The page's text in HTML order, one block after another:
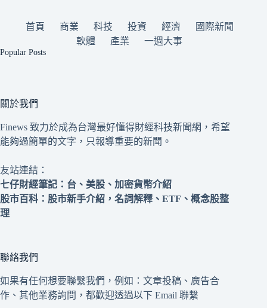
首頁 商業 科技 投資 經濟
國際新聞
軟體
產業 一週大事
Popular Posts
關於我們
Finews 致力於成為台灣最好懂得財經科技新聞網，希望
能夠過簡單的文字，只報導重要的新聞。
友站連結：
七仔財經筆記 ：台、美股、加密貨幣介紹
股市百科 ：股市新手介紹，名詞解釋、ETF、概念股整
理
聯絡我們
如果有任何想要聯繫我們，例如：文章投稿、廣告合
作、其他業務詢問，都歡迎透過以下 Email 聯繫